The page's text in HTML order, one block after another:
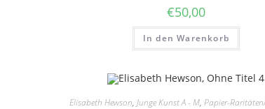
€50,00
In den Warenkorb
Elisabeth Hewson, Junge Kunst A - M, Papier-